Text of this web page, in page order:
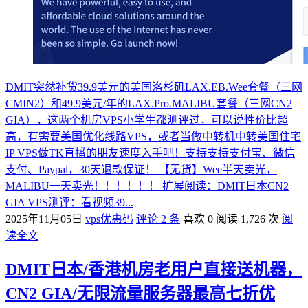
DMIT突然补货39.9美元的美国洛杉矶LAX.EB.Wee套餐（三网
CMIN2）和49.9美元/年的LAX.Pro.MALIBU套餐（三网CN2
GIA），这两个机房VPS小学生都测评过，可以说性价比超
高，有需要美国优化线路VPS，或者当做中转机中转美国住宅
IP VPS做TK直播的朋友速度入手吧！支持支持支付宝、微信
支付、Paypal，30天退款保证！ 【无货】Wee半天卖光，
MALIBU一天卖光！！！！！！ 扩展阅读：DMIT日本CN2
GIA VPS测评：看视频39...
2025年11月05日 vps优惠码 评论 2 条 喜欢 0 阅读 1,726 次 阅
读全文
DMIT日本/香港机房老用户直接送机器，
CN2 GIA/无限流量服务器最高七折优